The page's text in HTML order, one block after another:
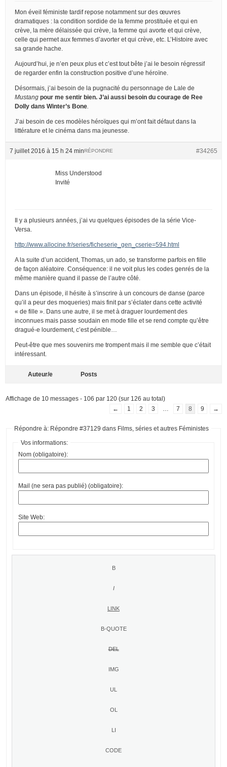
Mon éveil féministe tardif repose notamment sur des œuvres
dramatiques : la condition sordide de la femme prostituée et qui en
crève, la mère délaissée qui crève, la femme qui avorte et qui crève,
celle qui permet aux femmes d’avorter et qui crève, etc. L’Histoire avec
sa grande hache.
Aujourd’hui, je n’en peux plus et c’est tout bête j’ai le besoin régressif
de regarder enfin la construction positive d’une héroïne.
Désormais, j’ai besoin de la pugnacité du personnage de Lale de
Mustang pour me sentir bien. J’ai aussi besoin du courage de Ree
Dolly dans Winter’s Bone
J’ai besoin de ces modèles héroïques qui m’ont fait défaut dans la
littérature et le cinéma dans ma jeunesse.
7 juillet 2016 à 15 h 24 min #34265
RÉPONDRE
Miss Understood
Invité
Il y a plusieurs années, j’ai vu quelques épisodes de la série Vice-
Versa.
http://www.allocine.fr/series/ficheserie_gen_cserie=594.html
A la suite d’un accident, Thomas, un ado, se transforme parfois en fille
de façon aléatoire. Conséquence: il ne voit plus les codes genrés de la
même manière quand il passe de l’autre côté.
Dans un épisode, il hésite à s’inscrire à un concours de danse (parce
qu’il a peur des moqueries) mais finit par s’éclater dans cette activité
« de fille ». Dans une autre, il se met à draguer lourdement des
inconnues mais passe soudain en mode fille et se rend compte qu’être
dragué-e lourdement, c’est pénible…
Peut-être que mes souvenirs me trompent mais il me semble que c’était
intéressant.
Auteur/e Posts
Affichage de 10 messages - 106 par 120 (sur 126 au total)
←
1 2 3 7 8 9 →
Répondre à: Répondre #37129 dans Films, séries et autres Féministes
Vos informations:
Nom (obligatoire):
Mail (ne sera pas publié) (obligatoire):
Site Web: